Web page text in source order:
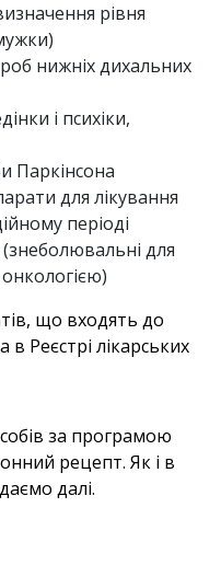
рівня
нижніх дихальних
і психіки,
Паркінсона
для лікування
періоді
(знеболювальні для
що входять до
Реєстрі лікарських
за програмою
рецепт. Як і в
далі.